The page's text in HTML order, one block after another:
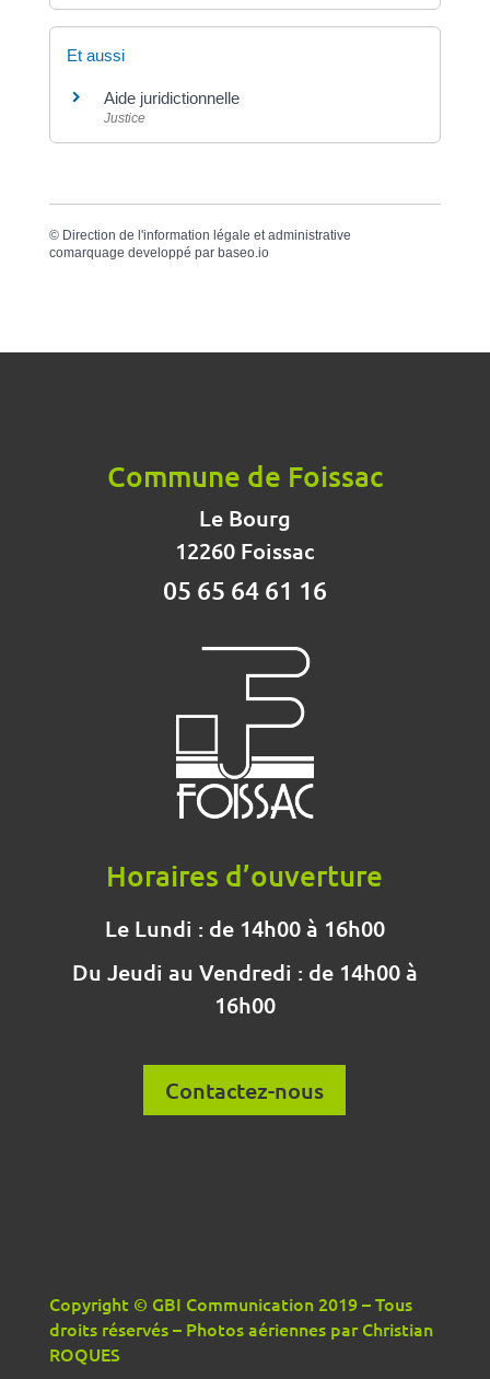
Et aussi
Aide juridictionnelle
Justice
© Direction de l'information légale et administrative
comarquage developpé par baseo.io
Commune de Foissac
Le Bourg
12260 Foissac
05 65 64 61 16
Horaires d’ouverture
Le Lundi : de 14h00 à 16h00
Du Jeudi au Vendredi : de 14h00 à
16h00
Contactez-nous
Copyright © GBI Communication 2019 – Tous
droits réservés – Photos aériennes par Christian
ROQUES